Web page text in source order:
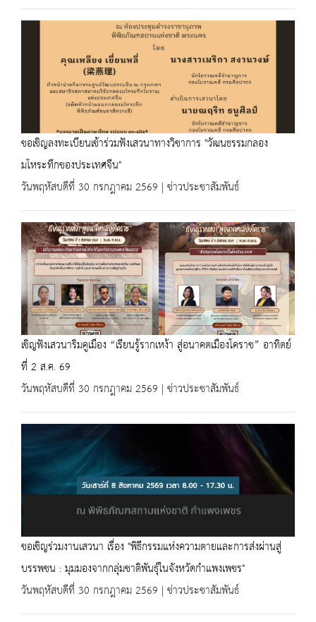
ขอเชิญลงทะเบียนเข้าร่วมฟังเสวนาทางวิชาการ "วัฒนธรรมกลอง
มโหระทึกของประเทศจีน"
วันพฤหัสบดีที่ 30 กรกฎาคม 2569 | ข่าวประชาสัมพันธ์
เชิญฟังเสวนาริมคูเมือง “เรียนรู้รากเหง้า สู่อนาคตเมืองโคราช” อาทิตย์
ที่ 2 ส.ค. 69
วันพฤหัสบดีที่ 30 กรกฎาคม 2569 | ข่าวประชาสัมพันธ์
ขอเชิญร่วมงานเสวนา เรื่อง "พิธีกรรมแห่งความตายและการส่งผ่านสู่
บรรพชน : มุมมองจากกลุ่มชาติพันธุ์ในจังหวัดกำแพงเพชร"
วันพฤหัสบดีที่ 30 กรกฎาคม 2569 | ข่าวประชาสัมพันธ์